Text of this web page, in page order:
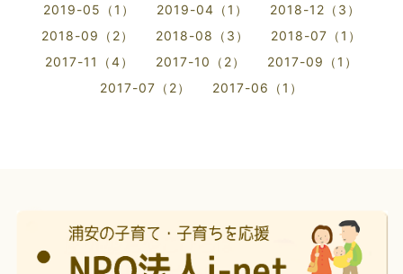
2019-05（1）
2019-04（1）
2018-12（3）
2018-09（2）
2018-08（3）
2018-07（1）
2017-11（4）
2017-10（2）
2017-09（1）
2017-07（2）
2017-06（1）